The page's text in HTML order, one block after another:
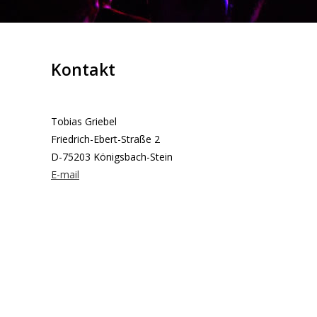
Kontakt
Tobias Griebel
Friedrich-Ebert-Straße 2
D-75203 Königsbach-Stein
E-mail